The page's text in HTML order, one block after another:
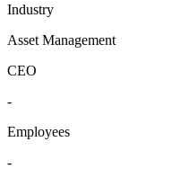
Industry
Asset Management
CEO
-
Employees
-